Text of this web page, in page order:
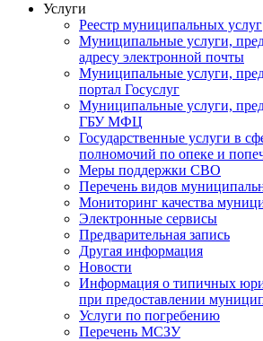
Услуги
Реестр муниципальных услуг
Муниципальные услуги,
адресу электронной почты
Муниципальные услуги,
портал Госуслуг
Муниципальные услуги,
ГБУ МФЦ
Государственные услуги в
полномочий по опеке и
Меры поддержки СВО
Перечень видов
Мониторинг качества
Электронные сервисы
Предварительная запись
Другая информация
Новости
Информация о типичных
при предоставлении
Услуги по погребению
Перечень МСЗУ